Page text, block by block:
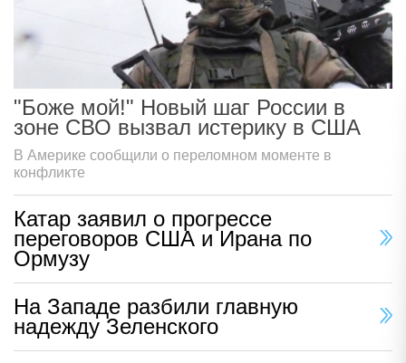
"Боже мой!" Новый шаг России в
зоне СВО вызвал истерику в США
В Америке сообщили о переломном моменте в
конфликте
Катар заявил о прогрессе
переговоров США и Ирана по
Ормузу
На Западе разбили главную
надежду Зеленского